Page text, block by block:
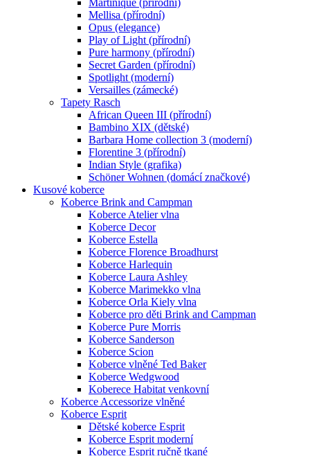
Mellisa (přírodní)
Opus (elegance)
Play of Light (přírodní)
Pure harmony (přírodní)
Secret Garden (přírodní)
Spotlight (moderní)
Versailles (zámecké)
Tapety Rasch
African Queen III (přírodní)
Bambino XIX (dětské)
Barbara Home collection 3 (moderní)
Florentine 3 (přírodní)
Indian Style (grafika)
Schöner Wohnen (domácí značkové)
Kusové koberce
Koberce Brink and Campman
Koberce Atelier vlna
Koberce Decor
Koberce Estella
Koberce Florence Broadhurst
Koberce Harlequin
Koberce Laura Ashley
Koberce Marimekko vlna
Koberce Orla Kiely vlna
Koberce pro děti Brink and Campman
Koberce Pure Morris
Koberce Sanderson
Koberce Scion
Koberce vlněné Ted Baker
Koberce Wedgwood
Koberece Habitat venkovní
Koberce Accessorize vlněné
Koberce Esprit
Dětské koberce Esprit
Koberce Esprit moderní
Koberce Esprit ručně tkané